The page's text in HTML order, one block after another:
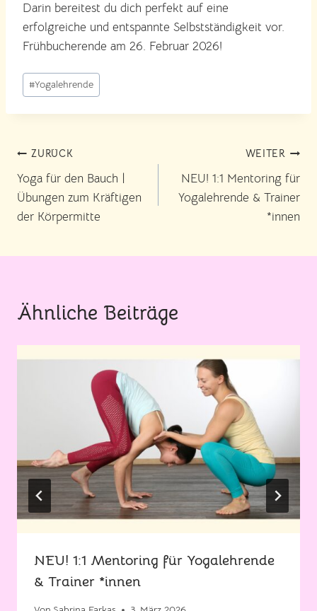
Darin bereitest du dich perfekt auf eine
erfolgreiche und entspannte Selbstständigkeit vor.
Frühbucherende am 26. Februar 2026!
Schlagworte:
#Yogalehrende
Beitragsnavigation
ZURÜCK
Yoga für den Bauch |
Übungen zum Kräftigen
der Körpermitte
WEITER
NEU! 1:1 Mentoring für
Yogalehrende & Trainer
*innen
Ähnliche Beiträge
NEU! 1:1 Mentoring für Yogalehrende
& Trainer *innen